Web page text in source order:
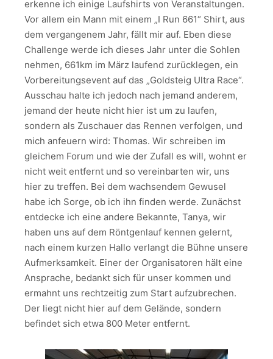
erkenne ich einige Laufshirts von Veranstaltungen.
Vor allem ein Mann mit einem „I Run 661“ Shirt, aus
dem vergangenem Jahr, fällt mir auf. Eben diese
Challenge werde ich dieses Jahr unter die Sohlen
nehmen, 661km im März laufend zurücklegen, ein
Vorbereitungsevent auf das „Goldsteig Ultra Race“.
Ausschau halte ich jedoch nach jemand anderem,
jemand der heute nicht hier ist um zu laufen,
sondern als Zuschauer das Rennen verfolgen, und
mich anfeuern wird: Thomas. Wir schreiben im
gleichem Forum und wie der Zufall es will, wohnt er
nicht weit entfernt und so vereinbarten wir, uns
hier zu treffen. Bei dem wachsendem Gewusel
habe ich Sorge, ob ich ihn finden werde. Zunächst
entdecke ich eine andere Bekannte, Tanya, wir
haben uns auf dem Röntgenlauf kennen gelernt,
nach einem kurzen Hallo verlangt die Bühne unsere
Aufmerksamkeit. Einer der Organisatoren hält eine
Ansprache, bedankt sich für unser kommen und
ermahnt uns rechtzeitig zum Start aufzubrechen.
Der liegt nicht hier auf dem Gelände, sondern
befindet sich etwa 800 Meter entfernt.